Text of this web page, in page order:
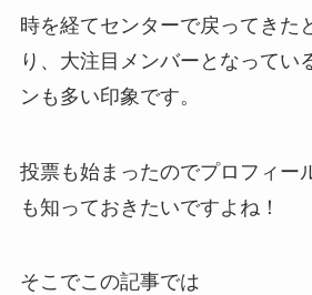
時を経てセンターで戻ってきた
り、大注目メンバーとなってい
ンも多い印象です。
投票も始まったのでプロフィー
も知っておきたいですよね！
そこでこの記事では